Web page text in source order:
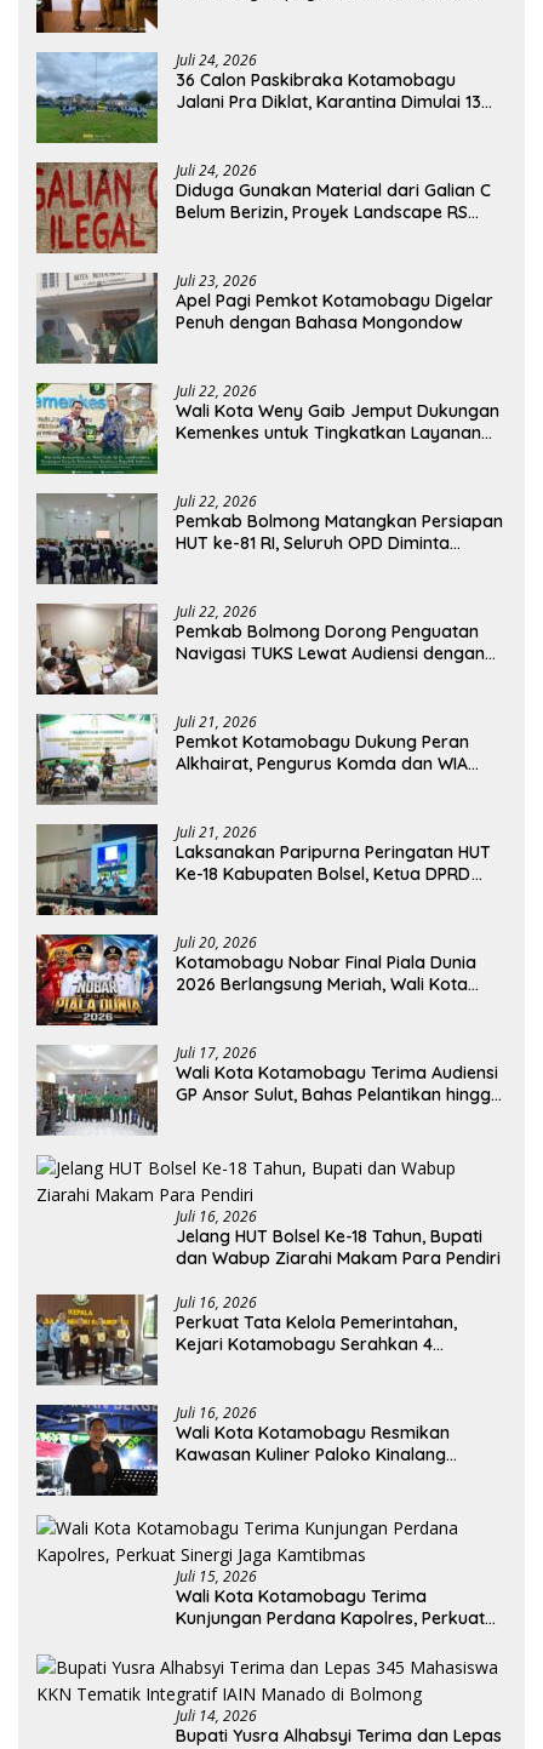
Juli 24, 2026
36 Calon Paskibraka Kotamobagu
Jalani Pra Diklat, Karantina Dimulai 13
Juli 24, 2026
Diduga Gunakan Material dari Galian C
Belum Berizin, Proyek Landscape RS
Juli 23, 2026
Apel Pagi Pemkot Kotamobagu Digelar
Penuh dengan Bahasa Mongondow
Juli 22, 2026
Wali Kota Weny Gaib Jemput Dukungan
Kemenkes untuk Tingkatkan Layanan
Juli 22, 2026
Pemkab Bolmong Matangkan Persiapan
HUT ke-81 RI, Seluruh OPD Diminta
Juli 22, 2026
Pemkab Bolmong Dorong Penguatan
Navigasi TUKS Lewat Audiensi dengan
Juli 21, 2026
Pemkot Kotamobagu Dukung Peran
Alkhairat, Pengurus Komda dan WIA
Juli 21, 2026
Laksanakan Paripurna Peringatan HUT
Ke-18 Kabupaten Bolsel, Ketua DPRD
Juli 20, 2026
Kotamobagu Nobar Final Piala Dunia
2026 Berlangsung Meriah, Wali Kota
Juli 17, 2026
Wali Kota Kotamobagu Terima Audiensi
GP Ansor Sulut, Bahas Pelantikan hingga
Juli 16, 2026
Jelang HUT Bolsel Ke-18 Tahun, Bupati
dan Wabup Ziarahi Makam Para Pendiri
Juli 16, 2026
Perkuat Tata Kelola Pemerintahan,
Kejari Kotamobagu Serahkan 4
Juli 16, 2026
Wali Kota Kotamobagu Resmikan
Kawasan Kuliner Paloko Kinalang
Juli 15, 2026
Wali Kota Kotamobagu Terima
Kunjungan Perdana Kapolres, Perkuat
Juli 14, 2026
Bupati Yusra Alhabsyi Terima dan Lepas